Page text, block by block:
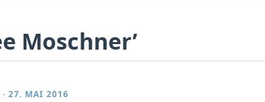
Moschner’
· 27. MAI 2016